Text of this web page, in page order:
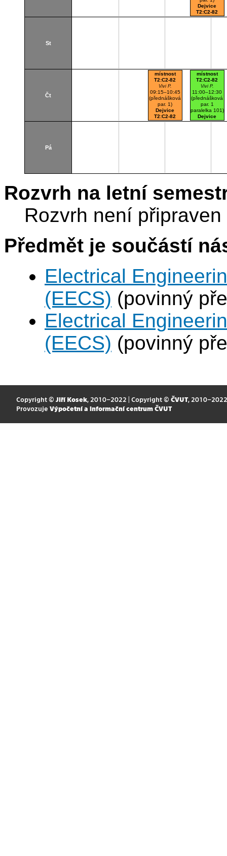
Dejvice
T2:C2-82
St
Čt
místnost
T2:C2-82
Vivi P.
09:15–10:45
(přednášková
par. 1)
Dejvice
T2:C2-82
místnost
T2:C2-82
Vivi P.
11:00–12:30
(přednášková
par. 1
paralelka 101)
Dejvice
T2:C2-82
Pá
Rozvrh na letní
Rozvrh není připraven
Předmět je součástí
Electrical
(EECS) (povinný
Electrical
(EECS) (povinný
Copyright © Jiří Kosek, 2010–2022 | Copyright © ČVUT, 2010–2022
Provozuje Výpočetní a informační centrum ČVUT